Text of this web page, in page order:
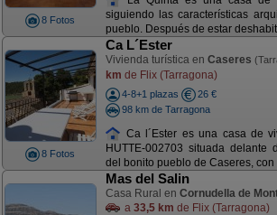
8 Fotos
siguiendo las características
pueblo. Después de estar
8 Fotos
Ca L´Ester
Vivienda turística en Caseres
km de Flix (Tarragona)
4-8+1 plazas
26 €
98 km de Tarragona
Ca l´Ester es una casa de
HUTTE-002703 situada delante
del bonito pueblo de Caseres, con
Mas del Salin
Casa Rural en Cornudella de
a 33,5 km de Flix (Tarragona)